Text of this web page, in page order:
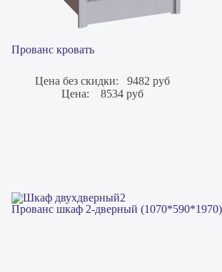
Прованс кровать
Цена без скидки:
9482 руб
Цена:
8534 руб
Прованс шкаф 2-дверный (1070*590*1970)